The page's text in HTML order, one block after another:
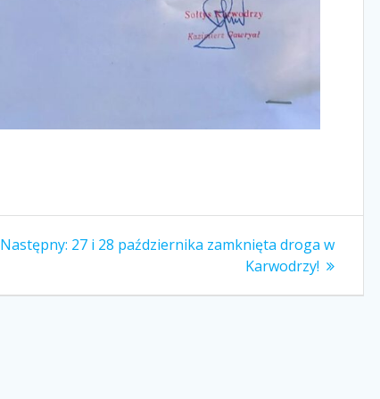
Następny: Następny
27 i 28 października zamknięta droga w
Karwodrzy!